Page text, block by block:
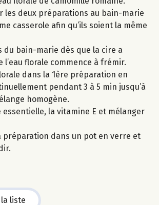
les deux préparations au bain-marie
casserole afin qu’ils soient la même
du bain-marie dès que la cire a
l’eau florale commence à frémir.
dans la 1ère préparation en
pendant 3 à 5 min jusqu’à
homogène.
essentielle, la vitamine E et mélanger
préparation dans un pot en verre et
liste